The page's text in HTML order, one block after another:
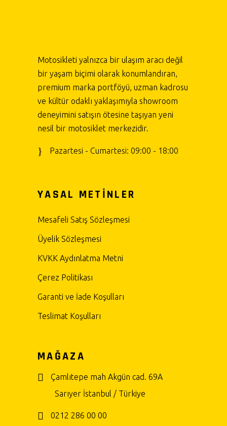
Motosikleti yalnızca bir ulaşım aracı değil
bir yaşam biçimi olarak konumlandıran,
premium marka portföyü, uzman kadrosu
ve kültür odaklı yaklaşımıyla showroom
deneyimini satışın ötesine taşıyan yeni
nesil bir motosiklet merkezidir.
Pazartesi - Cumartesi: 09:00 - 18:00
YASAL METİNLER
Mesafeli Satış Sözleşmesi
Üyelik Sözleşmesi
KVKK Aydınlatma Metni
Çerez Politikası
Garanti ve İade Koşulları
Teslimat Koşulları
MAĞAZA
Çamlıtepe mah Akgün cad. 69A
Sarıyer İstanbul / Türkiye
0212 286 00 00